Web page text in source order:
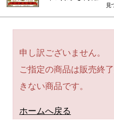
見
申し訳ございません。
ご指定の商品は販売終
きない商品です。
ホームへ戻る